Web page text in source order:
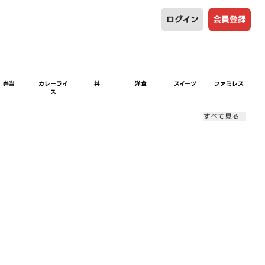
ログイン 会員登録
弁当
カレーライ
ス
丼 洋食 スイーツ ファミレス
すべて見る